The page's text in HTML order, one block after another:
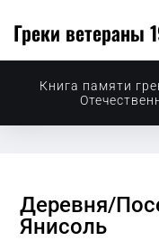
Греки ветераны
Книга памяти
Деревня/
Янисоль